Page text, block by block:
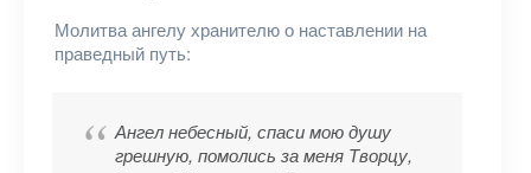
Молитва ангелу хранителю о наставлении на
праведный путь:
Ангел небесный, спаси мою душу
грешную, помолись за меня Творцу,